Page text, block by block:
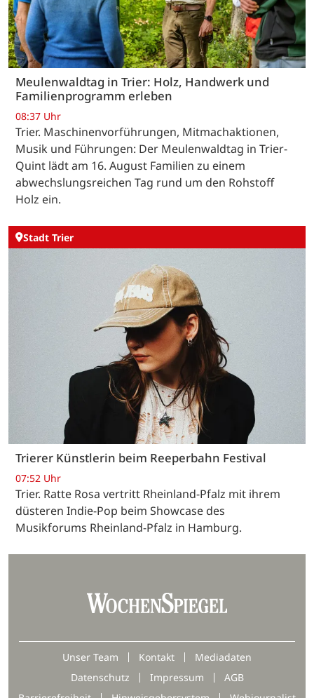
Meulenwaldtag in Trier: Holz, Handwerk und
Familienprogramm erleben
08:37 Uhr
Trier. Maschinenvorführungen, Mitmachaktionen,
Musik und Führungen: Der Meulenwaldtag in Trier-
Quint lädt am 16. August Familien zu einem
abwechslungsreichen Tag rund um den Rohstoff
Holz ein.
Stadt Trier
Trierer Künstlerin beim Reeperbahn Festival
07:52 Uhr
Trier. Ratte Rosa vertritt Rheinland-Pfalz mit ihrem
düsteren Indie-Pop beim Showcase des
Musikforums Rheinland-Pfalz in Hamburg.
Unser Team Kontakt
Mediadaten
Datenschutz
Impressum
AGB